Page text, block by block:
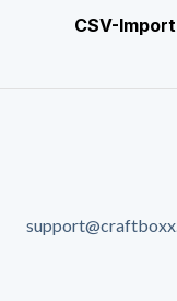
CSV-